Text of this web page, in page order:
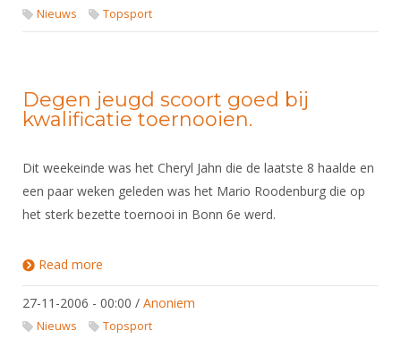
Nieuws Topsport
Degen jeugd scoort goed bij
kwalificatie toernooien.
Dit weekeinde was het Cheryl Jahn die de laatste 8 haalde en
een paar weken geleden was het Mario Roodenburg die op
het sterk bezette toernooi in Bonn 6e werd.
Read more
27-11-2006 - 00:00 / Anoniem
Nieuws Topsport